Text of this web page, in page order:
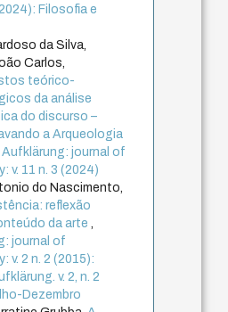
Filosofia e
da Silva,
Carlos,
teórico-
da análise
do discurso –
a Arqueologia
Aufklärung: journal of
v. 11 n. 3 (2024)
do Nascimento,
reflexão
da arte,
journal of
v. 2 n. 2 (2015):
v. 2, n. 2
Dezembro